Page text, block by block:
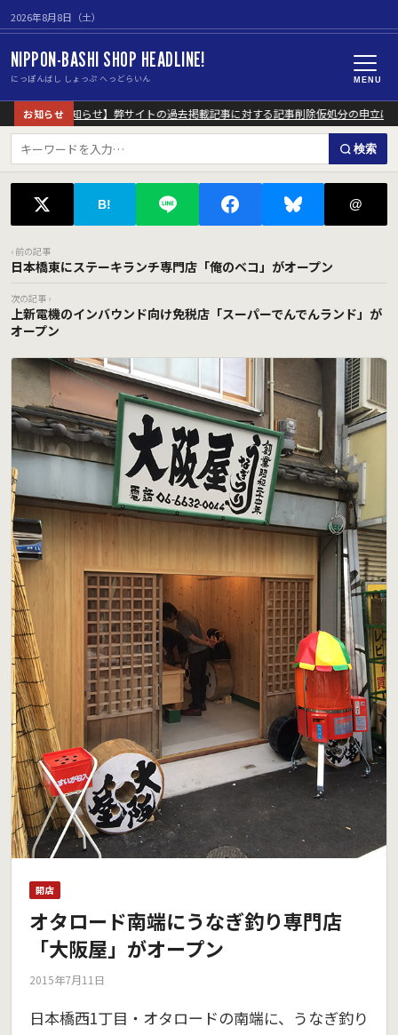
2026年8月8日（土）
NIPPON-BASHI SHOP HEADLINE!
にっぽんばし しょっぷ へっどらいん MENU
お知らせ
【重要なお知らせ】弊サイトの過去掲載記事に対する記事削除仮処分の申立につ
検索
B! @
‹ 前の記事
日本橋東にステーキランチ専門店「俺のベコ」がオープン
次の記事 ›
上新電機のインバウンド向け免税店「スーパーでんでんランド」が
オープン
開店
オタロード南端にうなぎ釣り専門店
「大阪屋」がオープン
2015年7月11日
日本橋西1丁目・オタロードの南端に、うなぎ釣り